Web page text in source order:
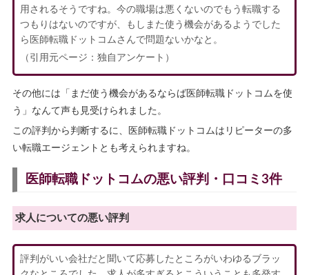
用されるそうですね。今の職場は悪くないのでもう転職する
つもりはないのですが、もしまた使う機会があるようでした
ら医師転職ドットコムさんで問題ないかなと。
（引用元ページ：独自アンケート）
その他には「まだ使う機会があるならば医師転職ドットコムを使
う」なんて声も見受けられました。
この評判から判断するに、医師転職ドットコムはリピーターの多
い転職エージェントとも考えられますね。
医師転職ドットコムの悪い評判・口コミ3件
求人についての悪い評判
評判がいい会社だと聞いて応募したところがいわゆるブラッ